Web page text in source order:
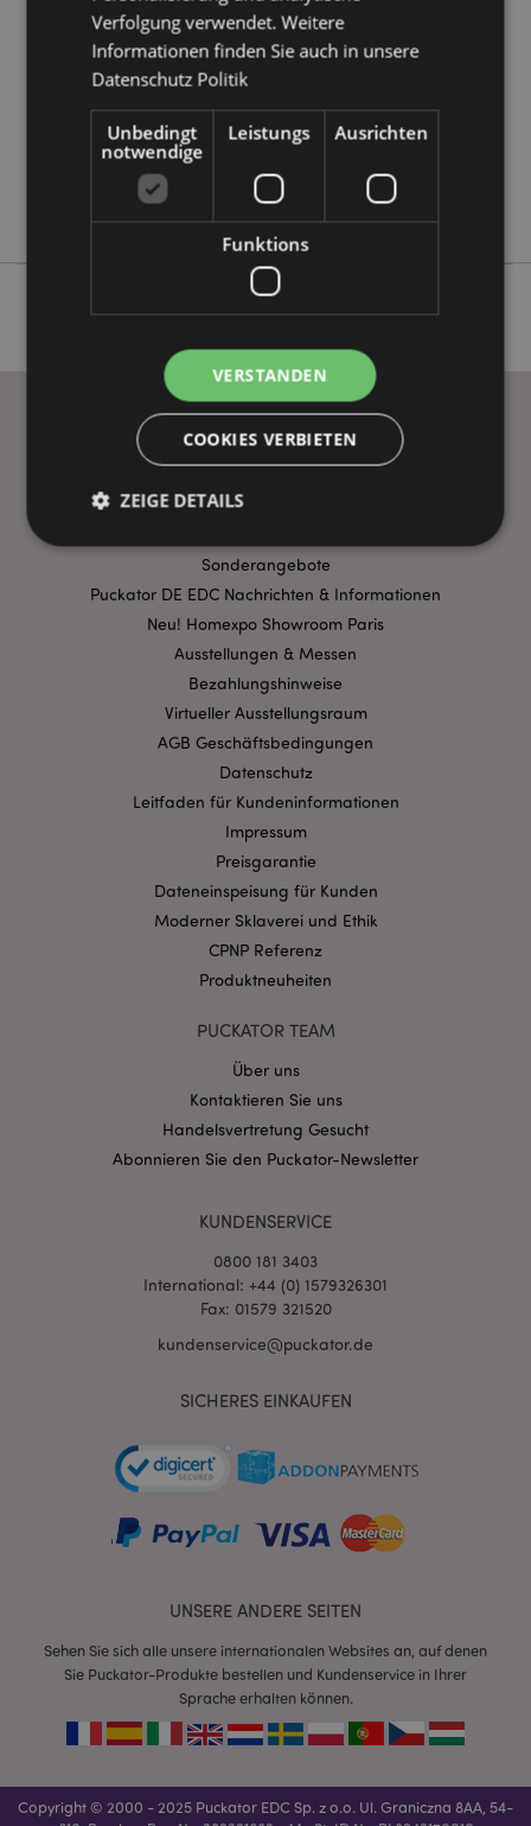
Information
5055071690594
36
0.490000
Keine
Keine
WICHTIGE INFORMATION
Sonderangebote
Puckator DE EDC Nachrichten & Informationen
Neu! Homexpo Showroom Paris
Ausstellungen & Messen
Bezahlungshinweise
Virtueller Ausstellungsraum
AGB Geschäftsbedingungen
Datenschutz
Leitfaden für Kundeninformationen
Impressum
Preisgarantie
Dateneinspeisung für Kunden
Moderner Sklaverei und Ethik
CPNP Referenz
Produktneuheiten
PUCKATOR TEAM
Über uns
Kontaktieren Sie uns
Handelsvertretung Gesucht
Abonnieren Sie den Puckator-Newsletter
KUNDENSERVICE
0800 181 3403
International: +44 (0) 1579326301
Fax: 01579 321520
kundenservice@puckator.de
SICHERES EINKAUFEN
UNSERE ANDERE SEITEN
Sehen Sie sich alle unsere internationalen Websites an, auf denen
Sie Puckator-Produkte bestellen und Kundenservice in Ihrer
Sprache erhalten können.
Copyright © 2000 - 2025 Puckator EDC Sp. z o.o. Ul. Graniczna 8AA, 54-
Verfolgung verwendet. Weitere
Informationen finden Sie auch in unsere
Datenschutz Politik
Unbedingt
notwendige
Leistungs Ausrichten
Funktions
VERSTANDEN
COOKIES VERBIETEN
ZEIGE DETAILS
Unbedingt notwendige
Leistungs
Ausrichten
Funktions
Kernfunktionen der Website wie die
Benutzeranmeldung und die Kontoverwaltung.
Ohne unbedingt notwendige cookies kann die
Website nicht richtig genutzt werden.
Name
Domain
CookieScriptConsent
mage-cache-storage-section-
PHPSESSID
PHP.net
mage-messages
mage-cache-sessid
www.puckator.de
Datenschutzbestimmungen von Google